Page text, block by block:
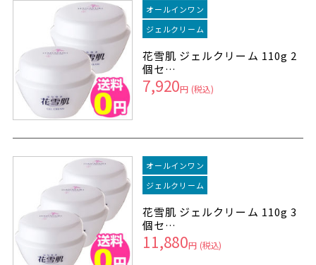
オールインワン
ジェルクリーム
花雪肌 ジェルクリーム 110g 2
個セ…
7,920円 (税込)
オールインワン
ジェルクリーム
花雪肌 ジェルクリーム 110g 3
個セ…
11,880円 (税込)